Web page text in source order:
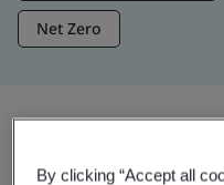
Net Zero
By clicking “Accept all